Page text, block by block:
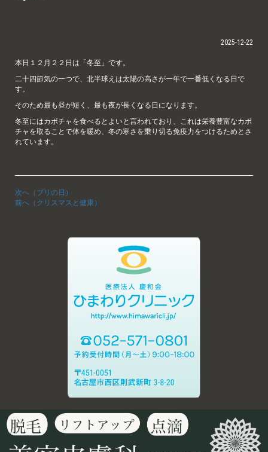
2025-12-22
本日１２月２２日は「冬至」です。
二十四節気の一つで、北半球えは太陽の高さが一年で一番低くなる日で
す。
そのため最も昼が短く、最も夜が長くなる日になります。
冬至にはカボチャを食べるとよいと言われており、これは栄養豊富なカボ
チャを取ることで体を暖め、冬の寒さを乗り切る免疫力をつけるためとさ
れています。
次へ（ブリの日）
前へ（クリスマスと健康）